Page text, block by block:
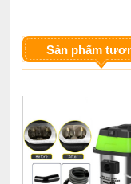
Sản phẩm